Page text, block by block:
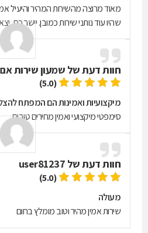
מאוד מרוצה מהשירות המהיר והיעיל
שהיו עוד נותני שירות כמובן. יישר כח,
חוות דעת של שמעון שירות
(5.0)
מיקצועיות ואמינות הם המפתח
סימפטי מיקצועי ואמין מחירים טובים
חוות דעת של user81237
(5.0)
מעולה
שירות אמין מהיר וטוב מומלץ בחום